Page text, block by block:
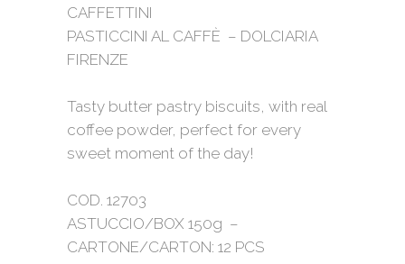
CAFFETTINI
PASTICCINI AL CAFFÈ – DOLCIARIA
FIRENZE
Tasty butter pastry biscuits, with real
coffee powder, perfect for every
sweet moment of the day!
COD. 12703
ASTUCCIO/BOX 150g –
CARTONE/CARTON: 12 PCS